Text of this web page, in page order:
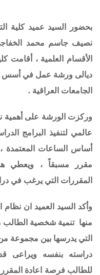
السيد عميد كلية التربية
جاسم محمد الخفاجي ،
العلمية ، أقامت كلية
ورشة عمل في أسس
العراقية
الورشة على أهمية نظام
لتنفيذ البرامج
الساعات المعتمدة ،
مسبقاً ، ويعطي هذا
التي يرغب في
السيد العميد ان نظام
تنمية شخصية الطالب من
يدرسها بين مجموعة من
بنفسه ويراعى قدرات
فرصة اعادة المقرر